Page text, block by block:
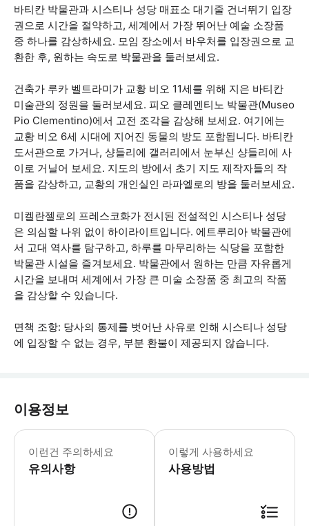
바티칸 박물관과 시스티나 성당 매표소 대기줄 건너뛰기 입장
권으로 시간을 절약하고, 세계에서 가장 뛰어난 예술 소장품
중 하나를 감상하세요. 모임 장소에서 바우처를 입장권으로 교
환한 후, 원하는 속도로 박물관을 둘러보세요.
건축가 루카 벨트라미가 교황 비오 11세를 위해 지은 바티칸
미술관의 정원을 둘러보세요. 피오 클레멘티노 박물관(Museo
Pio Clementino)에서 고전 조각을 감상해 보세요. 여기에는
교황 비오 6세 시대에 지어진 동물의 방도 포함됩니다. 바티칸
도서관으로 가거나, 샹들리에 갤러리에서 눈부신 샹들리에 사
이로 거닐어 보세요. 지도의 방에서 초기 지도 제작자들의 작
품을 감상하고, 교황의 개인실인 라파엘로의 방을 둘러보세요.
미켈란젤로의 프레스코화가 전시된 전설적인 시스티나 성당
은 의심할 나위 없이 하이라이트입니다. 에트루리아 박물관에
서 고대 역사를 탐구하고, 하루를 마무리하는 식당을 포함한
박물관 시설을 즐겨보세요. 박물관에서 원하는 만큼 자유롭게
시간을 보내며 세계에서 가장 큰 미술 소장품 중 최고의 작품
을 감상할 수 있습니다.
면책 조항: 당사의 통제를 벗어난 사유로 인해 시스티나 성당
에 입장할 수 없는 경우, 부분 환불이 제공되지 않습니다.
이용정보
이런건 주의하세요
유의사항
- 바우처에 표시된 날짜와 지정 회차
이렇게 사용하세요
사용방법